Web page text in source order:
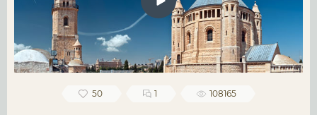
50 1 108165